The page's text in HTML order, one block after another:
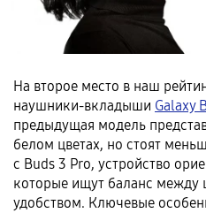
На второе место в наш
наушники-вкладыши Galaxy
предыдущая модель
белом цветах, но стоят
с Buds 3 Pro, устройство
которые ищут баланс между
удобством. Ключевые